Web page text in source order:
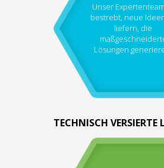
Unser
bestrebt, neue
liefern, die
Lösungen
TECHNISCH VERSIERTE